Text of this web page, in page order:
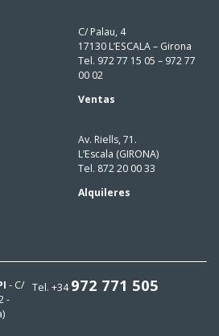
C/ Palau, 4
17130 L’ESCALA – Girona
Tel. 972 77 15 05 – 972 77
00 02
Ventas
Av. Riells, 71.
L’Escala (GIRONA)
Tel. 872 20 00 33
Alquileres
Tel. +34972 771 505
- C/
-